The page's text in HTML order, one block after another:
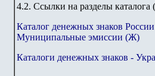
4.2. Ссылки на разделы каталога
Каталог денежных знаков России
Муниципальные эмиссии (Ж)
Каталоги денежных знаков -